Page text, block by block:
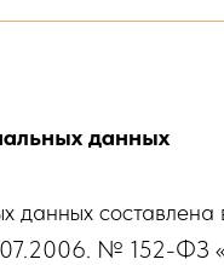
данных
составлена
№ 152-ФЗ